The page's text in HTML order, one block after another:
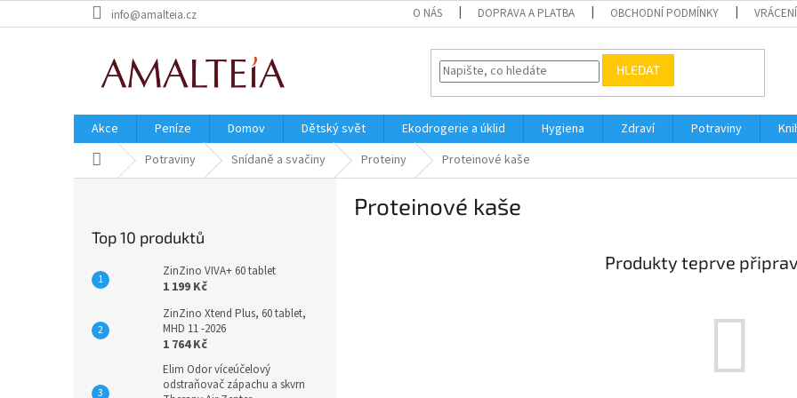
na
info@amalteia.cz O NÁS DOPRAVA A PLATBA OBCHODNÍ PODMÍNKY
HLEDAT
Akce Peníze Domov Dětský svět Ekodrogerie a úklid Hygiena Zdraví Potraviny
Domů Potraviny Snídaně a svačiny Proteiny Proteinové kaše
Top 10 produktů
ZinZino VIVA+ 60 tablet
1 199 Kč
ZinZino Xtend Plus, 60 tablet,
MHD 11 -2026
1 764 Kč
Elim Odor víceúčelový
odstraňovač zápachu a skvrn
Proteinové kaše
Produkty teprve